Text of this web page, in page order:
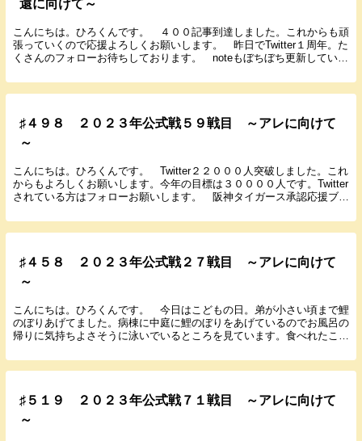
還に向けて～
こんにちは。ひろくんです。 ４００記事到達しました。これからも頑
張っていくので応援よろしくお願いします。 昨日でTwitter１周年。た
くさんのフォローお待ちしております。 noteもぼちぼち更新している
♯４９８ ２０２３年公式戦５９戦目 ～アレに向けて
～
こんにちは。ひろくんです。 Twitter２２０００人突破しました。これ
からもよろしくお願いします。今年の目標は３００００人です。Twitter
されている方はフォローお願いします。 阪神タイガース承認応援ブッ
♯４５８ ２０２３年公式戦２７戦目 ～アレに向けて
～
こんにちは。ひろくんです。 今日はこどもの日。弟が小さい頃まで鯉
のぼりあげてました。病棟に中庭に鯉のぼりをあげているのでお風呂の
帰りに気持ちよさそうに泳いでいるところを見ています。食べれたころ
♯５１９ ２０２３年公式戦７１戦目 ～アレに向けて
～